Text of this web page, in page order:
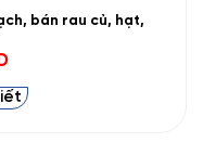
bán rau củ, hạt,
Giá
tại
là:
850.000 VND.